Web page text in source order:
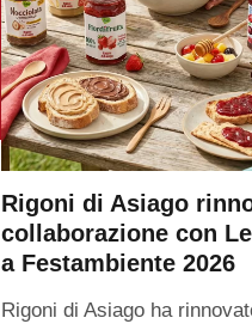
Rigoni di Asiago
collaborazione con
a Festambiente 2026
Rigoni di Asiago ha